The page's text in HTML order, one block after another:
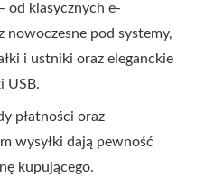
od klasycznych e-
nowoczesne pod systemy,
i ustniki oraz eleganckie
USB.
płatności oraz
wysyłki dają pewność
kupującego.